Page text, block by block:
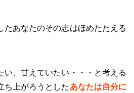
たあなたのその志はほめたたえる
い、甘えていたい・・・と考える
ち上がろうとした あなたは自分に